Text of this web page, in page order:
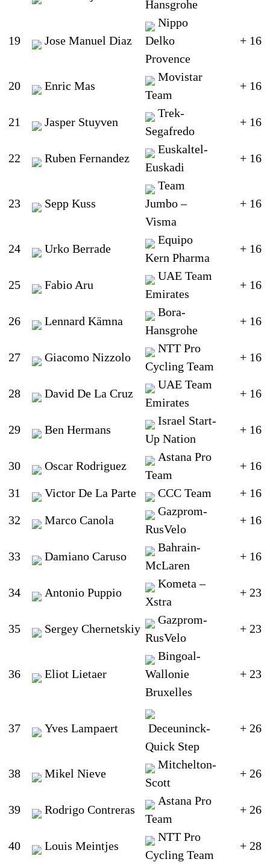
Hansgrohe
19 Jose Manuel Diaz
Nippo
Delko
Provence
+ 16
20 Enric Mas
Movistar
Team
+ 16
21 Jasper Stuyven
Trek-
Segafredo
+ 16
22 Ruben Fernandez
Euskaltel-
Euskadi
+ 16
23 Sepp Kuss
Team
Jumbo –
Visma
+ 16
24 Urko Berrade
Equipo
Kern Pharma
+ 16
25 Fabio Aru
UAE Team
Emirates
+ 16
26 Lennard Kämna
Bora-
Hansgrohe
+ 16
27 Giacomo Nizzolo
NTT Pro
Cycling Team
+ 16
28 David De La Cruz
UAE Team
Emirates
+ 16
29 Ben Hermans
Israel Start-
Up Nation
+ 16
30 Oscar Rodriguez
Astana Pro
Team
+ 16
31 Victor De La Parte CCC Team + 16
32 Marco Canola
Gazprom-
RusVelo
+ 16
33 Damiano Caruso
Bahrain-
McLaren
+ 16
34 Antonio Puppio
Kometa –
Xstra
+ 23
35 Sergey Chernetskiy
Gazprom-
RusVelo
+ 23
36 Eliot Lietaer
Bingoal-
Wallonie
Bruxelles
+ 23
37 Yves Lampaert
Deceuninck-
Quick Step
+ 26
38 Mikel Nieve
Mitchelton-
Scott
+ 26
39 Rodrigo Contreras
Astana Pro
Team
+ 26
40 Louis Meintjes
NTT Pro
Cycling Team
+ 28